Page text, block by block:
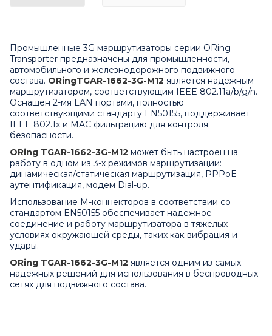
Промышленные 3G маршрутизаторы серии ORing
Transporter предназначены для промышленности,
автомобильного и железнодорожного подвижного
состава. ORingTGAR-1662-3G-M12 является надежным
маршрутизатором, соответствующим IEEE 802.11a/b/g/n.
Оснащен 2-мя LAN портами, полностью
соответствующими стандарту EN50155, поддерживает
IEEE 802.1x и MAC фильтрацию для контроля
безопасности.
ORing TGAR-1662-3G-M12 может быть настроен на
работу в одном из 3-х режимов маршрутизации:
динамическая/статическая маршрутизация, PPPoE
аутентификация, модем Dial-up.
Использование М-коннекторов в соответствии со
стандартом EN50155 обеспечивает надежное
соединение и работу маршрутизатора в тяжелых
условиях окружающей среды, таких как вибрация и
удары.
ORing TGAR-1662-3G-M12 является одним из самых
надежных решений для использования в беспроводных
сетях для подвижного состава.